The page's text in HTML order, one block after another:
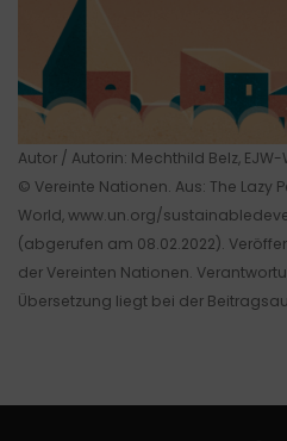
Autor / Autorin: Mechthild Belz,
© Vereinte Nationen. Aus: The Lazy
World, www.un.org/
(abgerufen am 08.02.2022).
der Vereinten Nationen.
Übersetzung liegt bei der